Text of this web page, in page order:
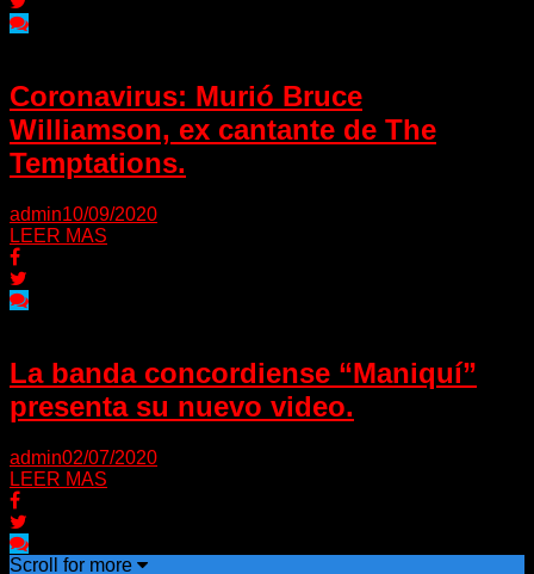
Coronavirus: Murió Bruce
Williamson, ex cantante de The
Temptations.
admin10/09/2020
LEER MAS
La banda concordiense “Maniquí”
presenta su nuevo video.
admin02/07/2020
LEER MAS
Scroll for more